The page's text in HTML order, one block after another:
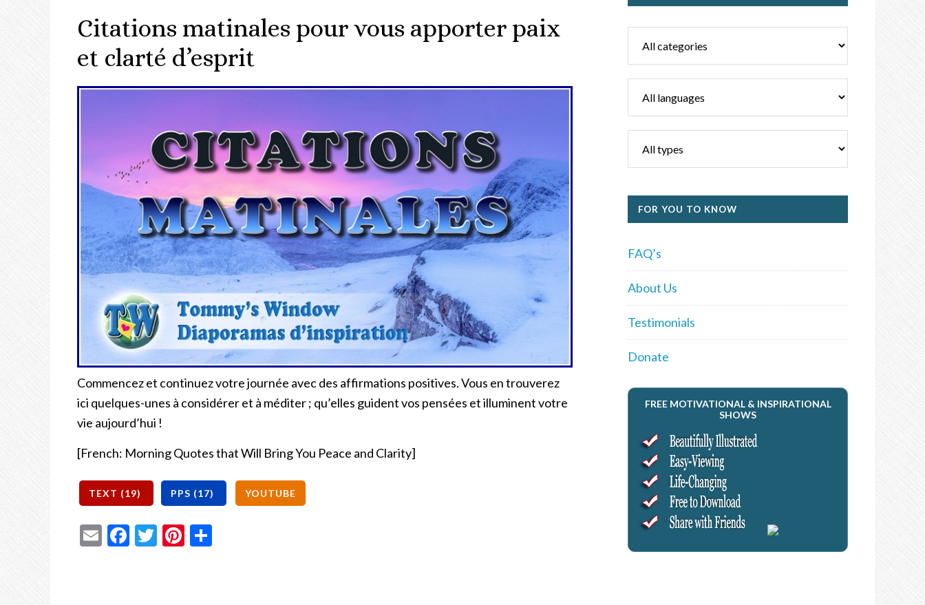
Citations matinales pour vous apporter paix
et clarté d’esprit
Commencez et continuez votre journée avec des affirmations positives. Vous en trouverez
ici quelques-unes à considérer et à méditer ; qu’elles guident vos pensées et illuminent votre
vie aujourd’hui !
[French: Morning Quotes that Will Bring You Peace and Clarity]
EmailFacebook
TwitterPinterest
FOR YOU TO KNOW
FAQ’s
About Us
Testimonials
Donate
FREE MOTIVATIONAL & INSPIRATIONAL
SHOWS